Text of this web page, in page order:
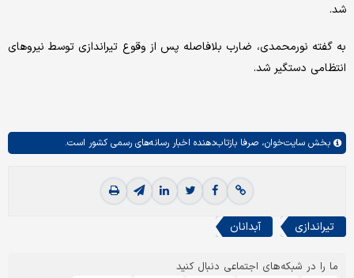
شد.
به گفته نورمحمدی، ضارب بلافاصله پس از وقوع تیراندازی توسط نیروهای
انتظامی دستگیر شد.
بخش سایت‌خوان، صرفا بازتاب‌دهنده اخبار رسانه‌های رسمی کشور است.
تیراندازی آبدانان
ما را در شبکه‌های اجتماعی دنبال کنید